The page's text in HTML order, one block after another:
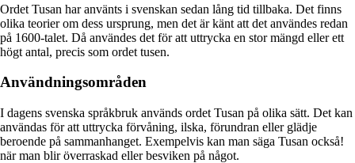
Ordet Tusan har använts i svenskan sedan lång tid tillbaka. Det finns
olika teorier om dess ursprung, men det är känt att det användes redan
på 1600-talet. Då användes det för att uttrycka en stor mängd eller ett
högt antal, precis som ordet tusen.
Användningsområden
I dagens svenska språkbruk används ordet Tusan på olika sätt. Det kan
användas för att uttrycka förvåning, ilska, förundran eller glädje
beroende på sammanhanget. Exempelvis kan man säga Tusan också!
när man blir överraskad eller besviken på något.